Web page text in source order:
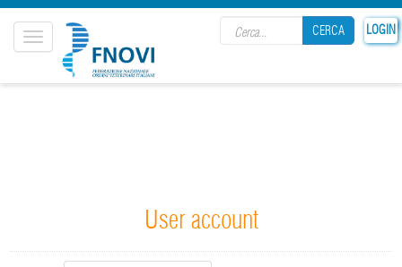
LOGIN
CERCA
Toggle
navigation
User account